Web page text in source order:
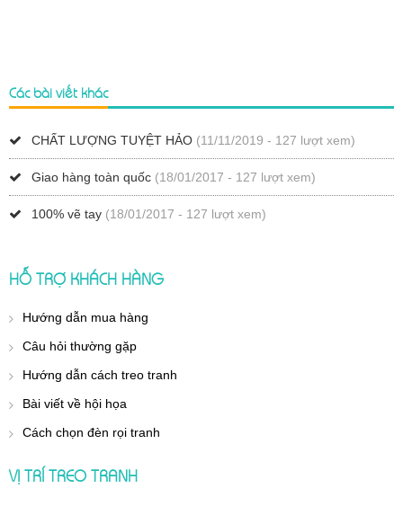
Các bài viết khác
CHẤT LƯỢNG TUYỆT HẢO (11/11/2019 - 127 lượt xem)
Giao hàng toàn quốc (18/01/2017 - 127 lượt xem)
100% vẽ tay (18/01/2017 - 127 lượt xem)
HỖ TRỢ KHÁCH HÀNG
Hướng dẫn mua hàng
Câu hỏi thường gặp
Hướng dẫn cách treo tranh
Bài viết về hội họa
Cách chọn đèn rọi tranh
VỊ TRÍ TREO TRANH